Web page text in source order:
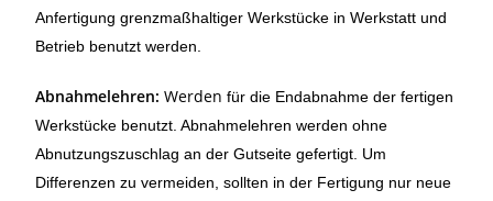
Anfertigung grenzmaßhaltiger Werkstücke in Werkstatt und
Betrieb benutzt werden.
Abnahmelehren: Werden für die Endabnahme der fertigen
Werkstücke benutzt. Abnahmelehren werden ohne
Abnutzungszuschlag an der Gutseite gefertigt. Um
Differenzen zu vermeiden, sollten in der Fertigung nur neue